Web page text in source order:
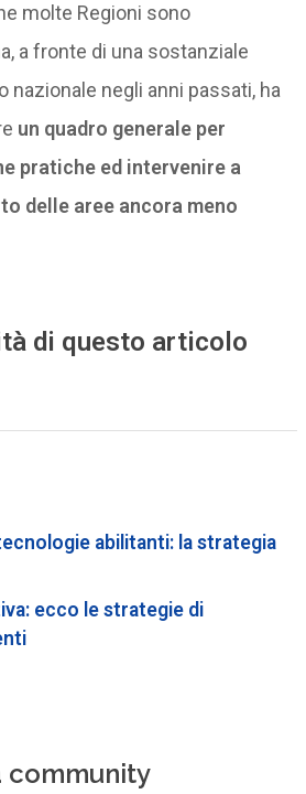
molte Regioni sono
a fronte di una sostanziale
nazionale negli anni passati, ha
un quadro generale per
pratiche ed intervenire a
delle aree ancora meno
di questo articolo
abilitanti: la strategia
ecco le strategie di
community